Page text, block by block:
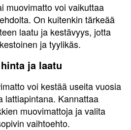
muovimatto voi vaikuttaa
On kuitenkin tärkeää
laatu ja kestävyys, jotta
ja tyylikäs.
ja laatu
voi kestää useita vuosia
lattiapintana. Kannattaa
muovimattoja ja valita
vaihtoehto.